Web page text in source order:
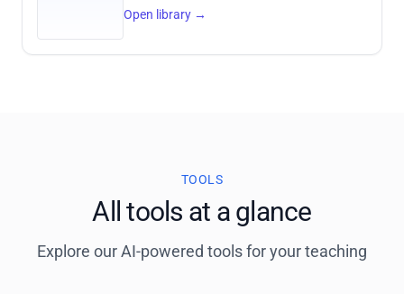
Open library →
TOOLS
All tools at a glance
Explore our AI-powered tools for your teaching